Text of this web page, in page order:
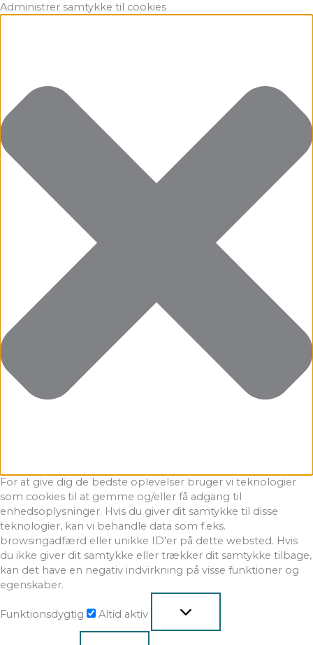
Administrer samtykke til cookies
For at give dig de bedste oplevelser bruger vi teknologier
som cookies til at gemme og/eller få adgang til
enhedsoplysninger. Hvis du giver dit samtykke til disse
teknologier, kan vi behandle data som f.eks.
browsingadfærd eller unikke ID'er på dette websted. Hvis
du ikke giver dit samtykke eller trækker dit samtykke tilbage,
kan det have en negativ indvirkning på visse funktioner og
egenskaber.
Funktionsdygtig
Funktionsdygtig
Altid aktiv
Præferencer
Statistikker
Marketing
Gå
til